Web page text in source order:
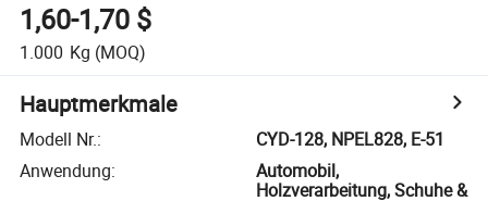
1,60-1,70 $
1.000 Kg (MOQ)
Hauptmerkmale
Modell Nr.:
CYD-128, NPEL828, E-51
Anwendung:
Automobil,
Holzverarbeitung, Schuhe &